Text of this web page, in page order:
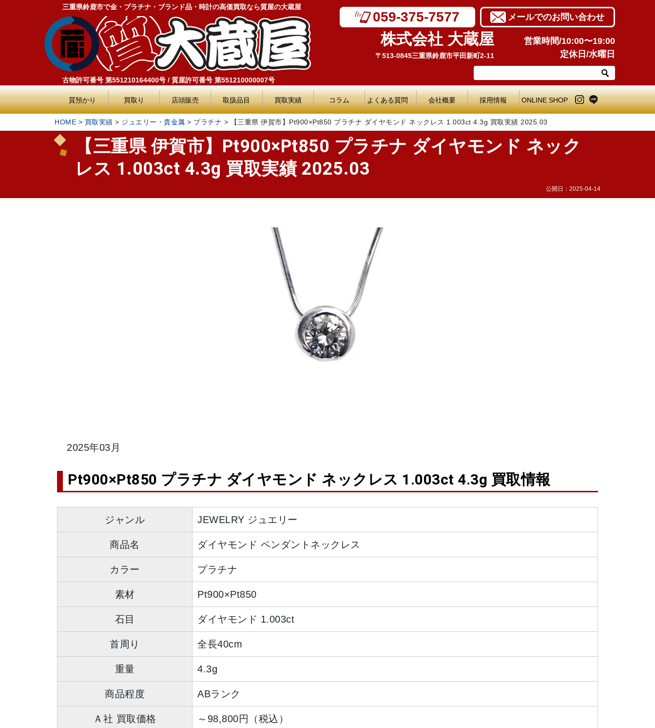
三重県鈴鹿市で金・プラチナ・ブランド品・時計の高価買取なら質屋の大蔵屋
古物許可番号 第551210164400号 / 質屋許可番号 第551210000007号
059-375-7577 メールでのお問い合わせ
株式会社 大蔵屋
〒513-0845三重県鈴鹿市平田新町2-11
営業時間/10:00〜19:00
定休日/水曜日
質預かり 買取り 店頭販売 取扱品目 買取実績 コラム よくある質問 会社概要 採用情報 ONLINE SHOP
HOME > 買取実績 > ジュエリー・貴金属 > プラチナ > 【三重県 伊賀市】Pt900×Pt850 プラチナ ダイヤモンド ネックレス 1.003ct 4.3g 買取実績 2025.03
【三重県 伊賀市】Pt900×Pt850 プラチナ ダイヤモンド ネック
レス 1.003ct 4.3g 買取実績 2025.03
公開日： 2025-04-14
2025年03月
Pt900×Pt850 プラチナ ダイヤモンド ネックレス 1.003ct 4.3g 買取情報
ジャンル JEWELRY ジュエリー
商品名 ダイヤモンド ペンダントネックレス
カラー プラチナ
素材 Pt900×Pt850
石目 ダイヤモンド 1.003ct
首周り 全長40cm
重量 4.3g
商品程度 ABランク
Ａ社 買取価格 ～98,800円（税込）